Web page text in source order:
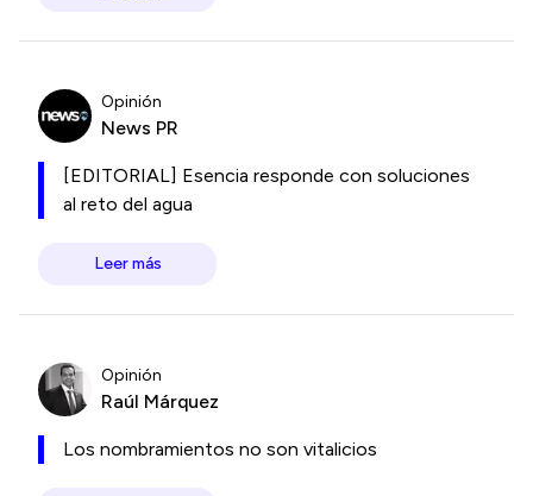
Opinión
News PR
[EDITORIAL] Esencia responde con soluciones
al reto del agua
Leer más
Opinión
Raúl Márquez
Los nombramientos no son vitalicios